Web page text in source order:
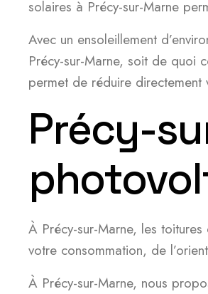
solaires à Précy-sur-Marne
Avec un ensoleillement
Précy-sur-Marne, soit de quoi
permet de réduire directement
Précy-
À Précy-sur-Marne, les
votre consommation, de
À Précy-sur-Marne, nous